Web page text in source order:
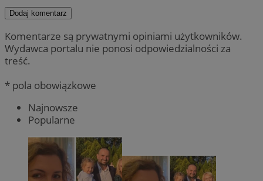
Dodaj komentarz
Komentarze są prywatnymi opiniami użytkowników.
Wydawca portalu nie ponosi odpowiedzialności za
treść.
* pola obowiązkowe
Najnowsze
Popularne